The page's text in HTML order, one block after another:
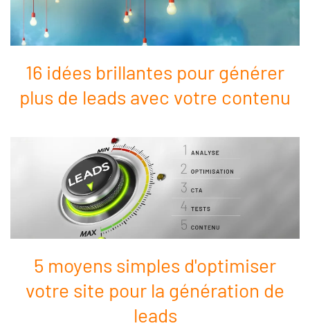
16 idées brillantes pour générer
plus de leads avec votre contenu
5 moyens simples d'optimiser
votre site pour la génération de
leads